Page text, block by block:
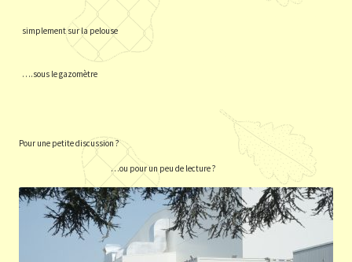
simplement sur la pelouse
….sous le gazomètre
Pour une petite discussion ?
…ou pour un peu de lecture ?